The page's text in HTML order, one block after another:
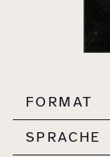
FORMAT
SPRACHE